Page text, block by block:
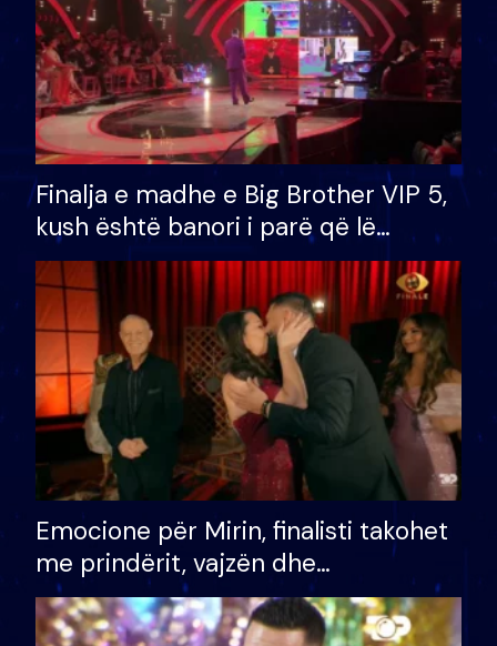
Finalja e madhe e Big Brother VIP 5,
kush është banori i parë që lë
shtëpinë dhe humb mundësinë për
të fituar çmimin e madh
Emocione për Mirin, finalisti takohet
me prindërit, vajzën dhe
bashkëshorten: S’kemi ndonjë letër
divorci apo jo?